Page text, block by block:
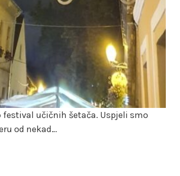
festival učičnih šetača. Uspjeli smo
od nekad…